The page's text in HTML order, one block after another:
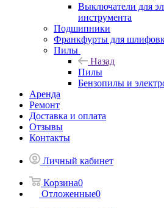
Выключатели для
инструмента
Подшипники
Франкфурты для
Пилы
Назад
Пилы
Бензопилы и
Аренда
Ремонт
Доставка и оплата
Отзывы
Контакты
Личный кабинет
Корзина0
Отложенные0